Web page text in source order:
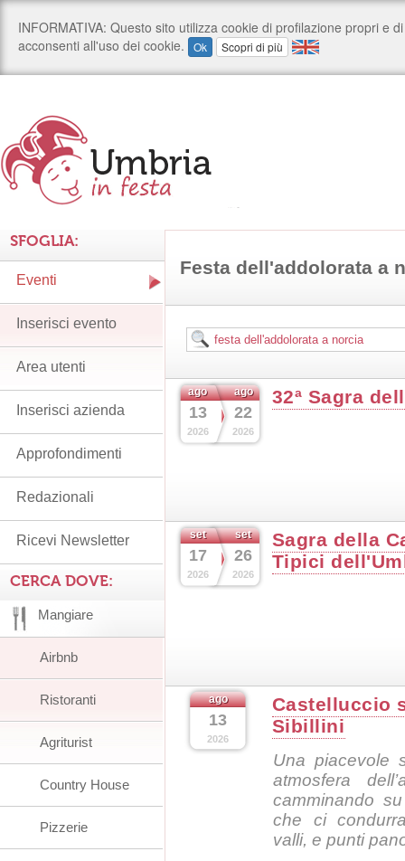
Festa dell'addolorata a
ago
13
2026
ago
22
2026
32ª Sagra
set
17
2026
set
26
2026
Sagra della
Tipici
ago
13
2026
Castelluccio
Sibillini
Una piacevole
atmosfera
camminando
che ci
valli, e punti
SFOGLIA:
Eventi
Inserisci evento
Area utenti
Inserisci azienda
Approfondimenti
Redazionali
Ricevi Newsletter
CERCA DOVE:
Mangiare
Airbnb
Ristoranti
Agriturist
Country House
Pizzerie